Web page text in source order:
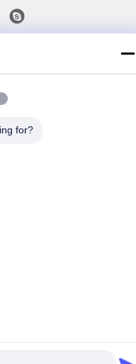
2017-2026 Shenzhen
όλα τα πνευματικά
for?